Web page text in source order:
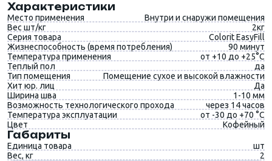
Характеристики
Место применения
Внутри и снаружи помещения
Вес шт/кг
2кг
Серия товара
Colorit EasyFill
Жизнеспособность (время потребления)
90 минут
Температура применения
от +10 до +25°C
Теплый пол
да
Тип помещения
Помещение сухое и высокой влажности
Хит юр. лиц
Да
Ширина шва
1-10 мм
Возможность технологического прохода
через 14 часов
Температура эксплуатации
от -30 до +70 °С
Цвет
Кофейный
Габариты
Единица товара
шт
Вес, кг
2